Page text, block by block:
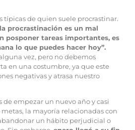
típicas de quien suele procrastinar.
la procrastinación es un mal
posponer tareas importantes, es
lo que puedes hacer hoy”.
vez, pero no debemos
en una costumbre, ya que este
negativas y atrasa nuestro
de empezar un nuevo año y casi
la mayoría relacionadas con
un hábito perjudicial o